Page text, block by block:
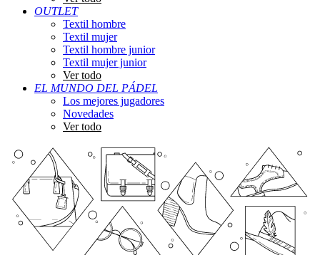
OUTLET
Textil hombre
Textil mujer
Textil hombre junior
Textil mujer junior
Ver todo
EL MUNDO DEL PÁDEL
Los mejores jugadores
Novedades
Ver todo